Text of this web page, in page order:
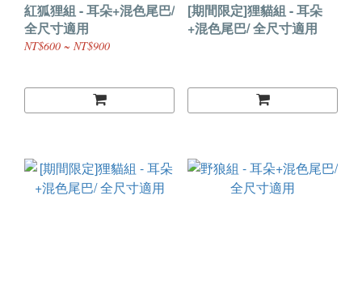
紅狐狸組 - 耳朵+混色尾巴/
全尺寸適用
NT$600 ~ NT$900
[期間限定]狸貓組 - 耳朵
+混色尾巴/ 全尺寸適用